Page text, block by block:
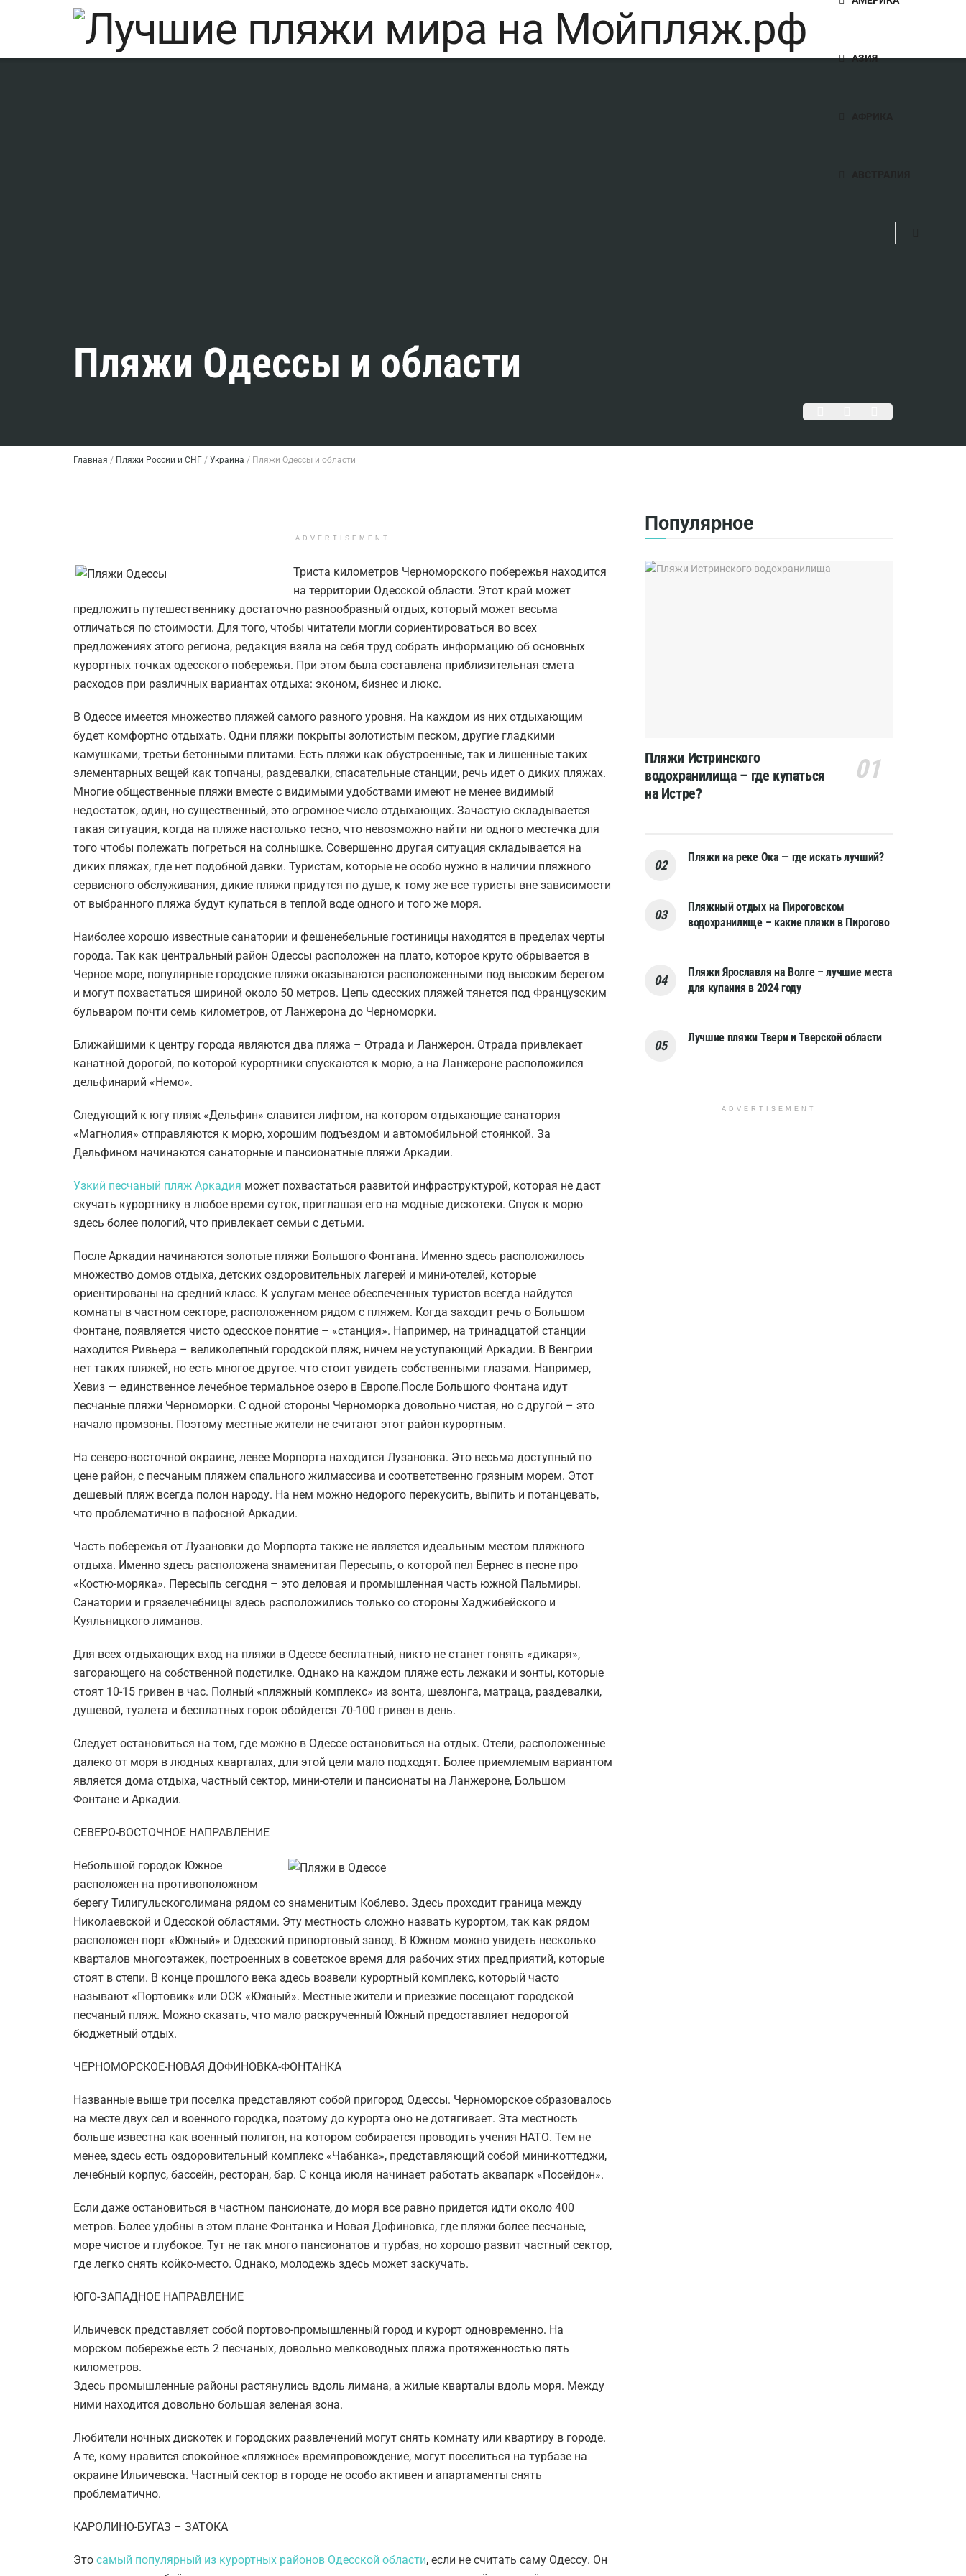
АЗИЯ
Пляжи Одессы и области
Главная / Пляжи России и СНГ / Украина / Пляжи Одессы и области
ADVERTISEMENT
Триста километров Черноморского побережья находится
на территории Одесской области. Этот край может
предложить путешественнику достаточно разнообразный отдых, который может весьма
отличаться по стоимости. Для того, чтобы читатели могли сориентироваться во всех
предложениях этого региона, редакция взяла на себя труд собрать информацию об основных
курортных точках одесского побережья. При этом была составлена приблизительная смета
расходов при различных вариантах отдыха: эконом, бизнес и люкс.
В Одессе имеется множество пляжей самого разного уровня. На каждом из них отдыхающим
будет комфортно отдыхать. Одни пляжи покрыты золотистым песком, другие гладкими
камушками, третьи бетонными плитами. Есть пляжи как обустроенные, так и лишенные таких
элементарных вещей как топчаны, раздевалки, спасательные станции, речь идет о диких пляжах.
Многие общественные пляжи вместе с видимыми удобствами имеют не менее видимый
недостаток, один, но существенный, это огромное число отдыхающих. Зачастую складывается
такая ситуация, когда на пляже настолько тесно, что невозможно найти ни одного местечка для
того чтобы полежать погреться на солнышке. Совершенно другая ситуация складывается на
диких пляжах, где нет подобной давки. Туристам, которые не особо нужно в наличии пляжного
сервисного обслуживания, дикие пляжи придутся по душе, к тому же все туристы вне зависимости
от выбранного пляжа будут купаться в теплой воде одного и того же моря.
Наиболее хорошо известные санатории и фешенебельные гостиницы находятся в пределах черты
города. Так как центральный район Одессы расположен на плато, которое круто обрывается в
Черное море, популярные городские пляжи оказываются расположенными под высоким берегом
и могут похвастаться шириной около 50 метров. Цепь одесских пляжей тянется под Французским
бульваром почти семь километров, от Ланжерона до Черноморки.
Ближайшими к центру города являются два пляжа – Отрада и Ланжерон. Отрада привлекает
канатной дорогой, по которой курортники спускаются к морю, а на Ланжероне расположился
дельфинарий «Немо».
Следующий к югу пляж «Дельфин» славится лифтом, на котором отдыхающие санатория
«Магнолия» отправляются к морю, хорошим подъездом и автомобильной стоянкой. За
Дельфином начинаются санаторные и пансионатные пляжи Аркадии.
Узкий песчаный пляж Аркадия может похвастаться развитой инфраструктурой, которая не даст
скучать курортнику в любое время суток, приглашая его на модные дискотеки. Спуск к морю
здесь более пологий, что привлекает семьи с детьми.
После Аркадии начинаются золотые пляжи Большого Фонтана. Именно здесь расположилось
множество домов отдыха, детских оздоровительных лагерей и мини-отелей, которые
ориентированы на средний класс. К услугам менее обеспеченных туристов всегда найдутся
комнаты в частном секторе, расположенном рядом с пляжем. Когда заходит речь о Большом
Фонтане, появляется чисто одесское понятие – «станция». Например, на тринадцатой станции
находится Ривьера – великолепный городской пляж, ничем не уступающий Аркадии. В Венгрии
нет таких пляжей, но есть многое другое. что стоит увидеть собственными глазами. Например,
Хевиз — единственное лечебное термальное озеро в Европе.После Большого Фонтана идут
песчаные пляжи Черноморки. С одной стороны Черноморка довольно чистая, но с другой – это
начало промзоны. Поэтому местные жители не считают этот район курортным.
На северо-восточной окраине, левее Морпорта находится Лузановка. Это весьма доступный по
цене район, с песчаным пляжем спального жилмассива и соответственно грязным морем. Этот
дешевый пляж всегда полон народу. На нем можно недорого перекусить, выпить и потанцевать,
что проблематично в пафосной Аркадии.
Часть побережья от Лузановки до Морпорта также не является идеальным местом пляжного
отдыха. Именно здесь расположена знаменитая Пересыпь, о которой пел Бернес в песне про
«Костю-моряка». Пересыпь сегодня – это деловая и промышленная часть южной Пальмиры.
Санатории и грязелечебницы здесь расположились только со стороны Хаджибейского и
Куяльницкого лиманов.
Для всех отдыхающих вход на пляжи в Одессе бесплатный, никто не станет гонять «дикаря»,
загорающего на собственной подстилке. Однако на каждом пляже есть лежаки и зонты, которые
стоят 10-15 гривен в час. Полный «пляжный комплекс» из зонта, шезлонга, матраца, раздевалки,
душевой, туалета и бесплатных горок обойдется 70-100 гривен в день.
Следует остановиться на том, где можно в Одессе остановиться на отдых. Отели, расположенные
далеко от моря в людных кварталах, для этой цели мало подходят. Более приемлемым вариантом
является дома отдыха, частный сектор, мини-отели и пансионаты на Ланжероне, Большом
Фонтане и Аркадии.
СЕВЕРО-ВОСТОЧНОЕ НАПРАВЛЕНИЕ
Небольшой городок Южное
расположен на противоположном
берегу Тилигульскоголимана рядом со знаменитым Коблево. Здесь проходит граница между
Николаевской и Одесской областями. Эту местность сложно назвать курортом, так как рядом
расположен порт «Южный» и Одесский припортовый завод. В Южном можно увидеть несколько
кварталов многоэтажек, построенных в советское время для рабочих этих предприятий, которые
стоят в степи. В конце прошлого века здесь возвели курортный комплекс, который часто
называют «Портовик» или ОСК «Южный». Местные жители и приезжие посещают городской
песчаный пляж. Можно сказать, что мало раскрученный Южный предоставляет недорогой
бюджетный отдых.
ЧЕРНОМОРСКОЕ-НОВАЯ ДОФИНОВКА-ФОНТАНКА
Названные выше три поселка представляют собой пригород Одессы. Черноморское образовалось
на месте двух сел и военного городка, поэтому до курорта оно не дотягивает. Эта местность
больше известна как военный полигон, на котором собирается проводить учения НАТО. Тем не
менее, здесь есть оздоровительный комплекс «Чабанка», представляющий собой мини-коттеджи,
лечебный корпус, бассейн, ресторан, бар. С конца июля начинает работать аквапарк «Посейдон».
Если даже остановиться в частном пансионате, до моря все равно придется идти около 400
метров. Более удобны в этом плане Фонтанка и Новая Дофиновка, где пляжи более песчаные,
море чистое и глубокое. Тут не так много пансионатов и турбаз, но хорошо развит частный сектор,
где легко снять койко-место. Однако, молодежь здесь может заскучать.
ЮГО-ЗАПАДНОЕ НАПРАВЛЕНИЕ
Ильичевск представляет собой портово-промышленный город и курорт одновременно. На
морском побережье есть 2 песчаных, довольно мелководных пляжа протяженностью пять
километров.
Здесь промышленные районы растянулись вдоль лимана, а жилые кварталы вдоль моря. Между
ними находится довольно большая зеленая зона.
Любители ночных дискотек и городских развлечений могут снять комнату или квартиру в городе.
А те, кому нравится спокойное «пляжное» времяпровождение, могут поселиться на турбазе на
окраине Ильичевска. Частный сектор в городе не особо активен и апартаменты снять
проблематично.
КАРОЛИНО-БУГАЗ – ЗАТОКА
Это самый популярный из курортных районов Одесской области, если не считать саму Одессу. Он
Популярное
Пляжи Истринского
водохранилища – где купаться
на Истре?
Пляжи на реке Ока — где искать лучший?
Пляжный отдых на Пироговском
водохранилище – какие пляжи в Пирогово
Пляжи Ярославля на Волге – лучшие места
для купания в 2024 году
Лучшие пляжи Твери и Тверской области
ADVERTISEMENT